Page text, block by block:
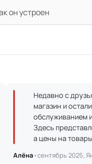
он устроен
Недавно с
магазин и
обслуживанием
Здесь
а цены на
Алёна ·сентябрь 2025,